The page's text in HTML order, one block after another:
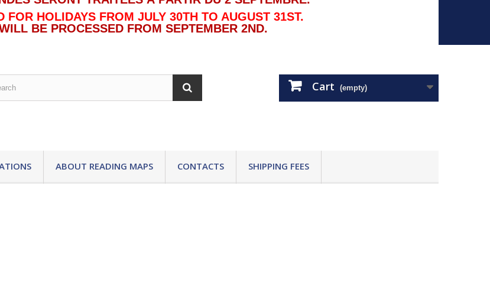
FOR HOLIDAYS FROM JULY 30TH TO AUGUST 31ST.
BE PROCESSED FROM SEPTEMBER 2ND.
Cart (empty)
ABOUT READING MAPS CONTACTS SHIPPING FEES